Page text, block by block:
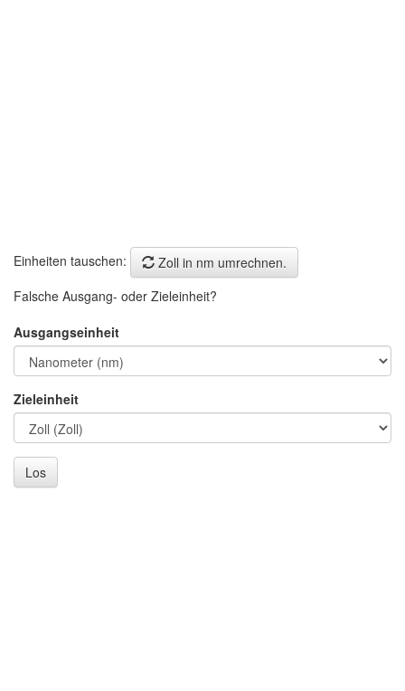
Einheiten tauschen:
Zoll in nm umrechnen.
Falsche Ausgang- oder Zieleinheit?
Ausgangseinheit
Zieleinheit
Los